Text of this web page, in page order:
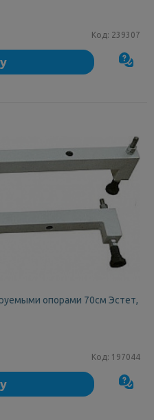
Код: 239307
опорами 70см Эстет,
Код: 197044